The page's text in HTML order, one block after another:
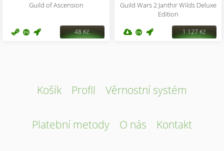
Guild of Ascension
48 Kč
Guild Wars 2 Janthir Wilds Deluxe
Edition
1 127 Kč
Košík Profil Věrnostní systém
Platební metody O nás Kontakt